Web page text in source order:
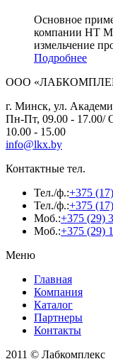
Основное
компании HT
измельчение
Подробнее
ООО
г. Минск, ул.
Пн-Пт, 09.00 - 17.00/
10.00 - 15.00
info@lkx.by
Контактные тел.
Тел./ф.:+375
Тел./ф.:+375
Моб.:+375 (29)
Моб.:+375 (29)
Меню
Главная
Компания
Каталог
Партнеры
Контакты
2011 © Лабкомплекс